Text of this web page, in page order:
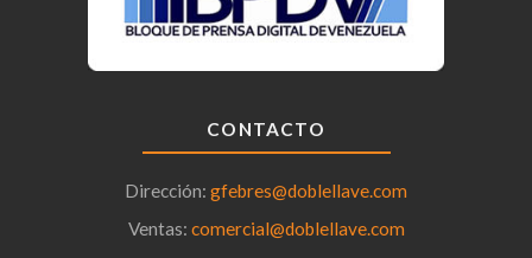
CONTACTO
Dirección: gfebres@doblellave.com
Ventas: comercial@doblellave.com